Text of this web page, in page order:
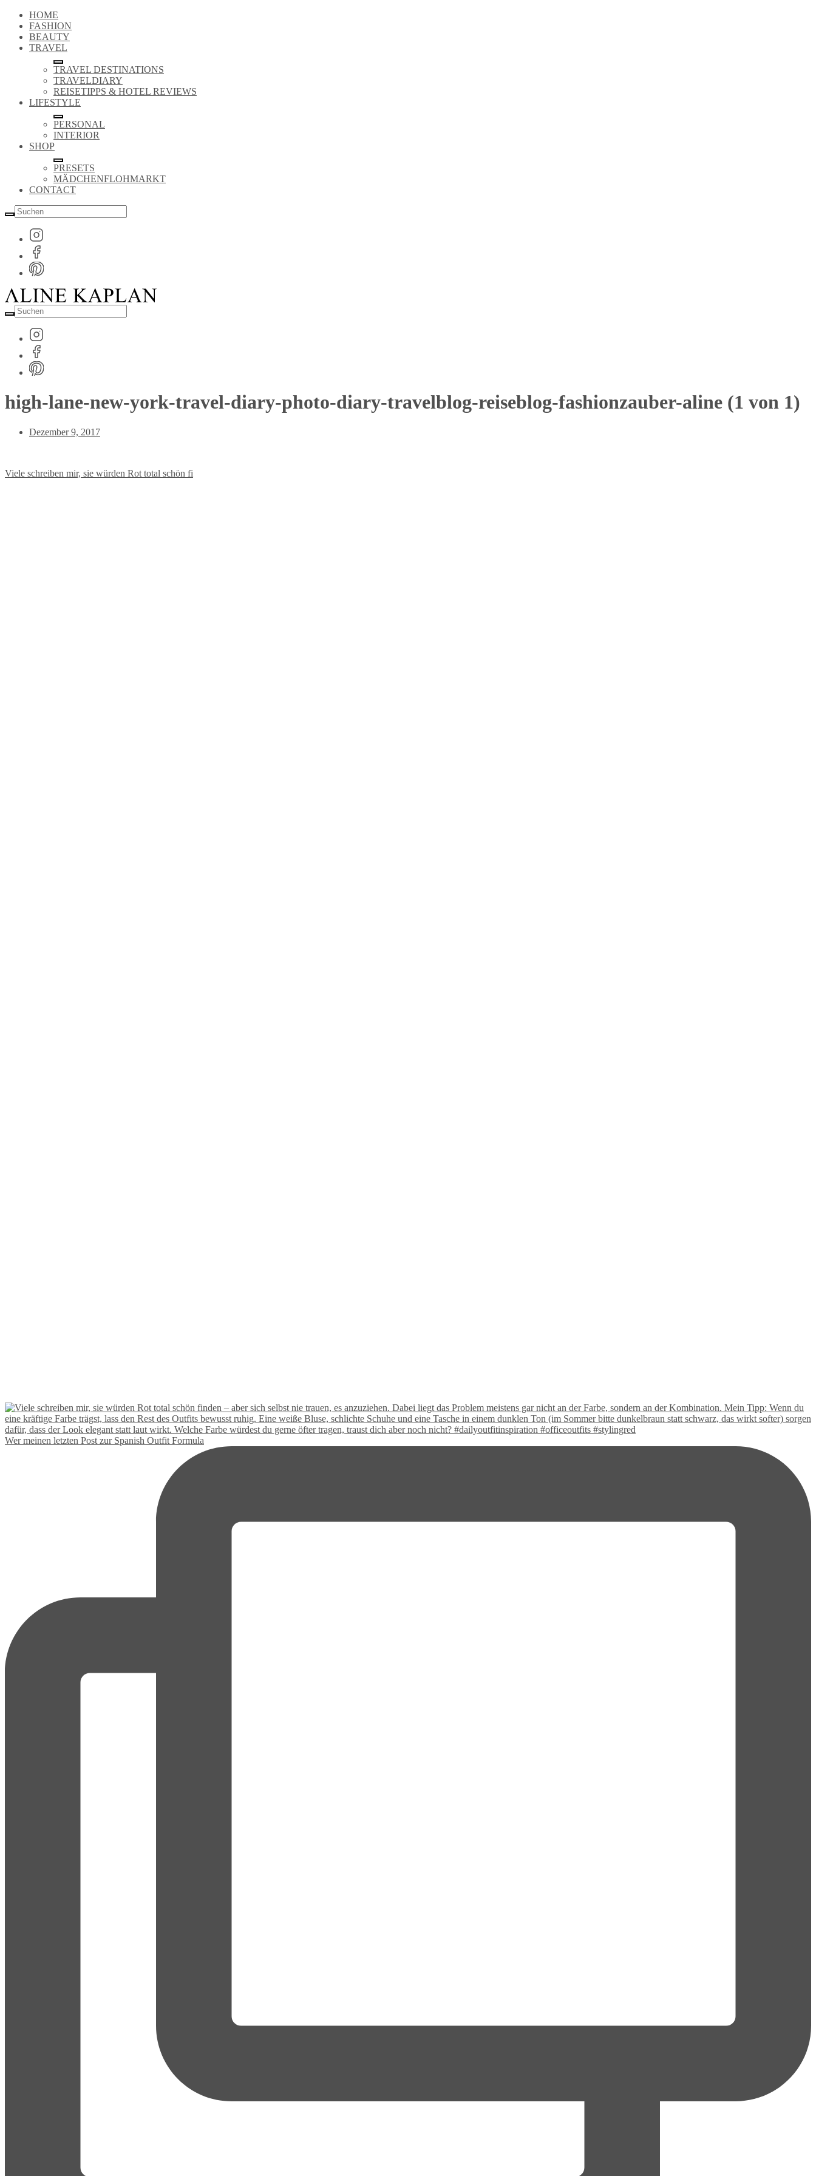
HOME
FASHION
BEAUTY
TRAVEL
TRAVEL DESTINATIONS
TRAVELDIARY
REISETIPPS & HOTEL REVIEWS
LIFESTYLE
PERSONAL
INTERIOR
SHOP
PRESETS
MÄDCHENFLOHMARKT
CONTACT
Suche
nach:
Suche
nach:
high-lane-new-york-travel-diary-photo-diary-travelblog-reiseblog-fashionzauber-aline (1 von 1)
Post
Dezember 9, 2017
Viele schreiben mir, sie würden Rot total schön fi
Wer meinen letzten Post zur Spanish Outfit Formula